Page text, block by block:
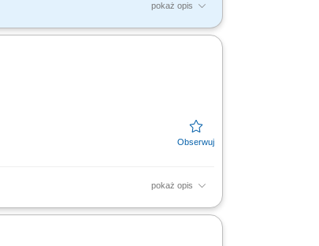
pokaż opis
w nadzorze nad prawidłowym
pokaż opis
Prowadzenie i